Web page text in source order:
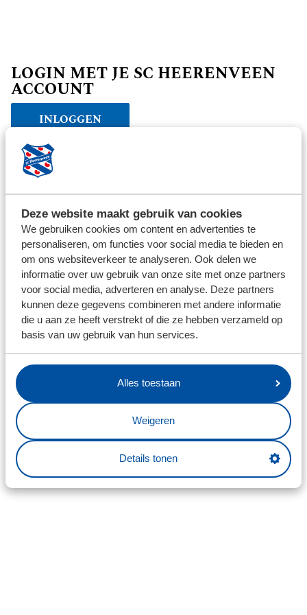
Deze website maakt gebruik van cookies
We gebruiken cookies om content en advertenties te
personaliseren, om functies voor social media te bieden en
om ons websiteverkeer te analyseren. Ook delen we
informatie over uw gebruik van onze site met onze partners
voor social media, adverteren en analyse. Deze partners
kunnen deze gegevens combineren met andere informatie
die u aan ze heeft verstrekt of die ze hebben verzameld op
basis van uw gebruik van hun services.
Alles toestaan
Weigeren
Details tonen
LOGIN MET JE SC HEERENVEEN
ACCOUNT
INLOGGEN
Verder winkelen